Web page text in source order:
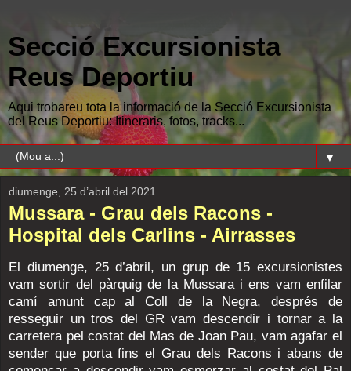
Secció Excursionista
Reus Deportiu
Aqui trobareu tota la informació de la Secció Excursionista
del Reus Deportiu: Itineraris, fotos, tracks...
▼
diumenge, 25 d’abril del 2021
Mussara - Grau dels Racons -
Hospital dels Carlins - Airrasses
El diumenge, 25 d’abril, un grup de 15 excursionistes
vam sortir del pàrquig de la Mussara i ens vam enfilar
camí amunt cap al Coll de la Negra, després de
resseguir un tros del GR vam descendir i tornar a la
carretera pel costat del Mas de Joan Pau, vam agafar el
sender que porta fins el Grau dels Racons i abans de